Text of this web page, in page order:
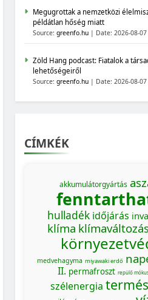
Megugrottak a nemzetközi
példátlan hőség miatt
Source:greenfo.hu Date: 2026-08-07
Zöld Hang podcast: Fiatalok a
lehetőségeiről
Source:greenfo.hu Date: 2026-08-07
CÍMKÉK
akkumulátorgyártás
hulladék időjárás
klíma klímaváltozás
medvehagyma miyawaki erdő
II. permafroszt repülő
szélenergia
MAGYARORSZÁG SZÁMOKBAN